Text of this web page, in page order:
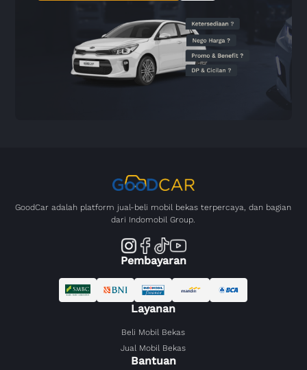
GoodCar adalah platform jual-beli mobil bekas terpercaya, dan bagian
dari Indomobil Group.
Pembayaran
Layanan
Beli Mobil Bekas
Jual Mobil Bekas
Bantuan